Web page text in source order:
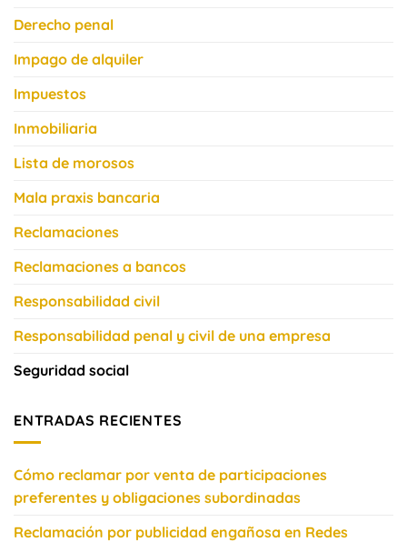
Derecho penal
Impago de alquiler
Impuestos
Inmobiliaria
Lista de morosos
Mala praxis bancaria
Reclamaciones
Reclamaciones a bancos
Responsabilidad civil
Responsabilidad penal y civil de una empresa
Seguridad social
ENTRADAS RECIENTES
Cómo reclamar por venta de participaciones
preferentes y obligaciones subordinadas
Reclamación por publicidad engañosa en Redes